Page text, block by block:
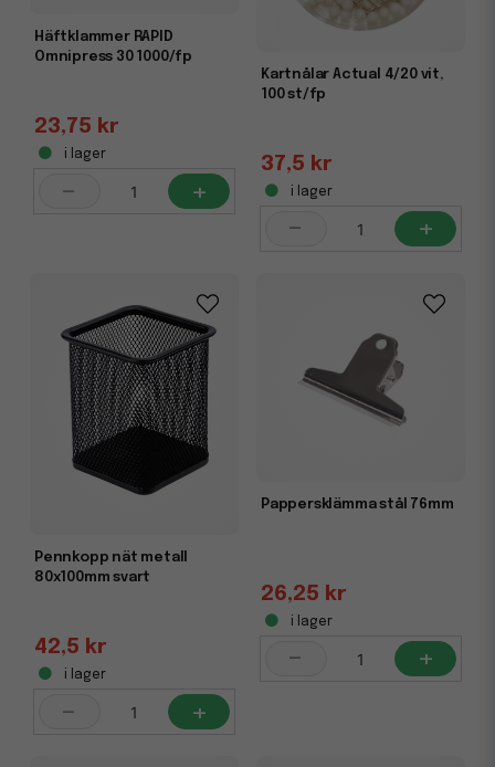
Häftklammer RAPID
Omnipress 30 1000/fp
23,75 kr
i lager
- +
Kartnålar Actual 4/20 vit,
100 st/fp
37,5 kr
i lager
- +
Pennkopp nät metall
80x100mm svart
42,5 kr
i lager
- +
Pappersklämma stål 76mm
26,25 kr
i lager
- +